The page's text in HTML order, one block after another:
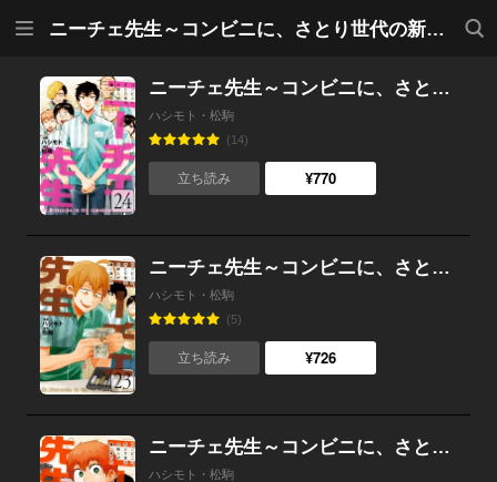
ニーチェ先生～コンビニに、さとり世代の新人が舞い降りた～
検索
ニーチェ先生～コンビニに、さとり世代の新人が舞い降りた～ 24
ハシモト・松駒
(14)
立ち読み ¥770
ニーチェ先生～コンビニに、さとり世代の新人が舞い降りた～ 23
ハシモト・松駒
(5)
立ち読み ¥726
ニーチェ先生～コンビニに、さとり世代の新人が舞い降りた～ 22
ハシモト・松駒